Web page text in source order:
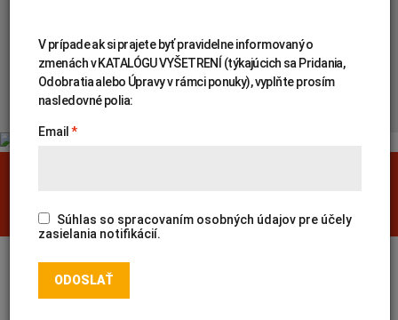
Výsledky vyšetrení Kortizol Odberová príručka
Human papillomavirus (HPV)
KATALÓG
VYŠETRENÍ
V prípade ak si prajete byť pravidelne informovaný o
zmenách v KATALÓGU VYŠETRENÍ (týkajúcich sa Pridania,
Odobratia alebo Úpravy v rámci ponuky), vyplňte prosím
nasledovné polia:
Email
Súhlas so spracovaním osobných údajov pre účely
zasielania notifikácií.